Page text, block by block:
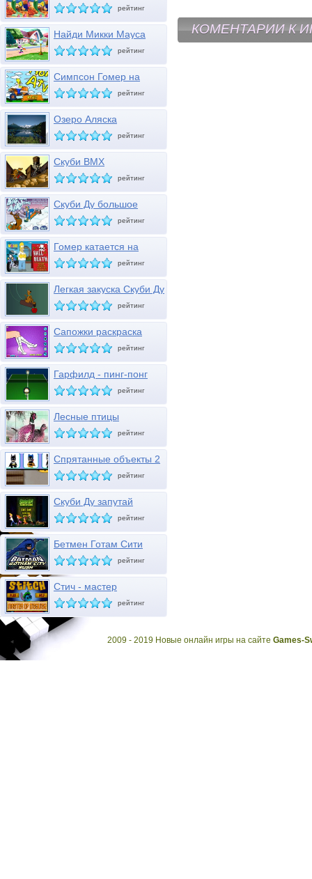
КОМЕНТАРИИ К
рейтинг
Найди Микки Мауса
рейтинг
Симпсон Гомер на
мотовездеходерейтинг
Озеро Аляска
рейтинг
Скуби BMX
рейтинг
Скуби Ду большое
снежное шоу
рейтинг
Гомер катается на
мотоцикле
рейтинг
Легкая закуска Скуби Ду
рейтинг
Сапожки раскраска
рейтинг
Гарфилд - пинг-понг
рейтинг
Лесные птицы
рейтинг
Спрятанные объекты 2
рейтинг
Скуби Ду запутай
привидение
рейтинг
Бетмен Готам Сити
рейтинг
Стич - мастер
маскировки
рейтинг
2009 - 2019 Новые онлайн игры на сайте Games-